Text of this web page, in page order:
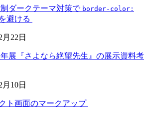
ダークテーマ対策で border-color:
を避ける
月22日
展『さよなら絶望先生』の展示資料考
月10日
ト画面のマークアップ